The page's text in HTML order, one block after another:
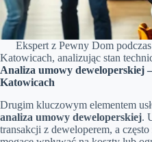
Ekspert z Pewny Dom
Katowicach, analizując stan
Analiza umowy deweloperskiej
Katowicach
Drugim kluczowym elementem
analiza umowy deweloperskiej.
transakcji z deweloperem, a